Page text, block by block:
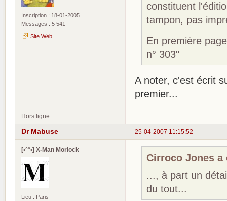
Inscription : 18-01-2005
Messages : 5 541
Site Web
constituent
tampon, pas
En première
n° 303"
A noter, c'est écrit
premier...
Hors ligne
25-04-2007 11:15:52
Dr Mabuse
[•°°•] X-Man Morlock
Lieu : Paris
Cirroco Jones a
..., à part un
du tout...